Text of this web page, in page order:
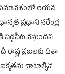
సమావేశంలో ఆయన
ప్రధాని నరేంద్ర
వేస్తుందని
ప్రజలకు దిశా
చాటాల్సిన